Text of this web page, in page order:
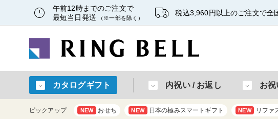
午前12時までのご注文で
最短当日発送
（※一部を除く）
税込3,960円以上のご注文で全
カタログギフト 内祝い / お返し お祝
ピックアップ NEW おせち NEW 日本の極みスマートギフト NEW リファ